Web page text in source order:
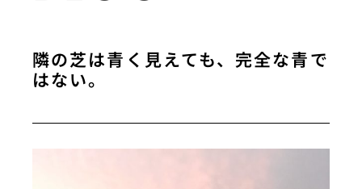
隣の芝は青く見えても、完全な青で
はない。